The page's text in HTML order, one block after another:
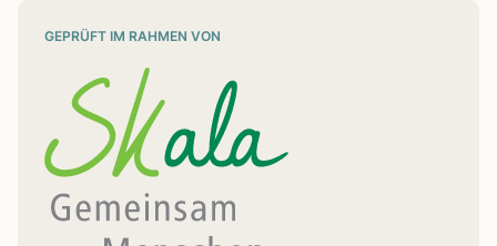
GEPRÜFT IM RAHMEN VON